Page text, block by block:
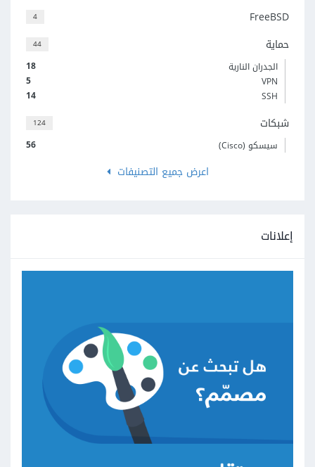
4 FreeBSD
44 حماية
18
الجدران النارية
5
VPN
14
SSH
124 شبكات
56 سيسكو (Cisco)
اعرض جميع التصنيفات
إعلانات